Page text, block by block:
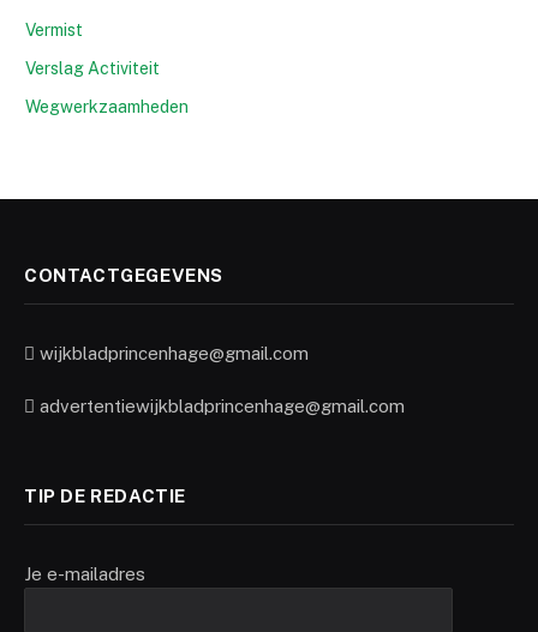
Vermist
Verslag Activiteit
Wegwerkzaamheden
CONTACTGEGEVENS
wijkbladprincenhage@gmail.com
advertentiewijkbladprincenhage@gmail.com
TIP DE REDACTIE
Je e-mailadres